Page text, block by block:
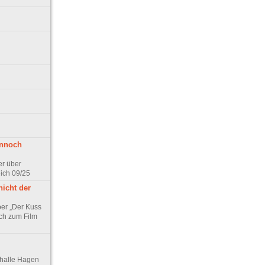
über
09/25
der
„Der Kuss
zum Film
Hagen